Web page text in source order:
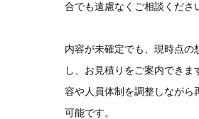
合でも遠慮なくご相談くださ
内容が未確定でも、現時点の
し、お見積りをご案内できま
容や人員体制を調整しながら
可能です。